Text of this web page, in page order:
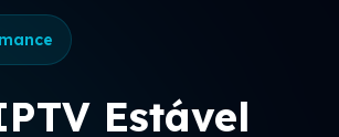
Estável